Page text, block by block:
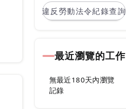
違反勞動法令紀錄查詢
最近瀏覽的工作
無最近180天內瀏覽
記錄